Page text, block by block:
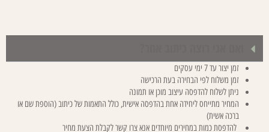
זמן יצור עד 7 ימי עסקים
זמן משלוח לפי הבחירה בעת הרכישה
ניתן לשלוח להדפסה עיצוב מוכן או תמונה
המחיר מתייחס ליחידה אחת בהדפסה אישית, כולל התאמות של כיתוב (הוספת שם או
ברכה אשית)
להדפסת כמות במחירים מיוחדים אנא צרו קשר לקבלת הצעת מחיר